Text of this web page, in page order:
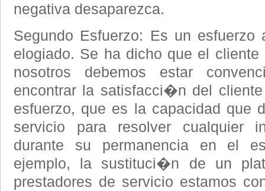
negativa desaparezca.
Segundo Esfuerzo: Es un esfuerzo
elogiado. Se ha dicho que el
nosotros debemos estar
encontrar la satisfacci�n del
esfuerzo, que es la capacidad que
servicio para resolver cualquier
durante su permanencia en el
ejemplo, la sustituci�n de un
prestadores de servicio estamos